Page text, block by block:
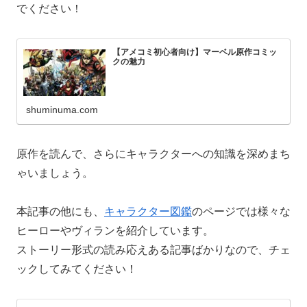
でください！
【アメコミ初心者向け】マーベル原作コミッ
クの魅力
shuminuma.com
原作を読んで、さらにキャラクターへの知識を深めまち
ゃいましょう。
本記事の他にも、 キャラクター図鑑のページでは様々な
ヒーローやヴィランを紹介しています。
ストーリー形式の読み応えある記事ばかりなので、チェ
ックしてみてください！